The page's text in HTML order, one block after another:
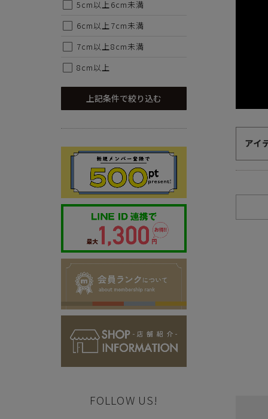
アイ
5cm以上6cm未満
6cm以上7cm未満
7cm以上8cm未満
8cm以上
上記条件で絞り込む
FOLLOW US!
代金のお支払い方法について
金引換の中からお好きな決済方法をお選びいただけます。
ご注意事項
・セール/アウトレット商品の交換・返品は原則としてご
・掲載されております商品の色はPCモニターにより色目
・掲載されております画像を許可無くご使用にならない
・仕様および外観・価格は予告なく変更されることがあり
・当オンラインストアと実店舗では、一部商品にて割引率
・ご試着につきましては必ず屋内でお願いします。